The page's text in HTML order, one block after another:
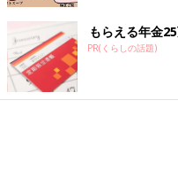
もらえる年金
PR(くらしの話題)